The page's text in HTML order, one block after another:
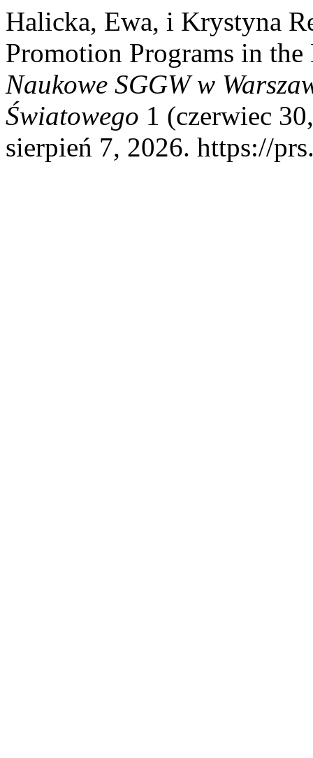
Halicka, Ewa, i Krystyna
Promotion Programs in
Naukowe SGGW w
Światowego 1 (czerwiec
sierpień 7, 2026. https://